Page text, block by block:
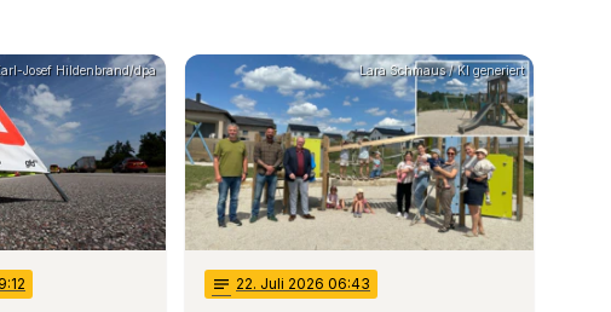
Josef Hildenbrand/dpa Lara Schmaus / KI generiert
notes 22. Juli 2026 06:43